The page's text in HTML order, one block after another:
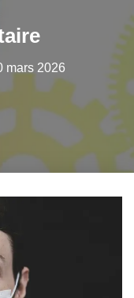
R
I
mars 2026